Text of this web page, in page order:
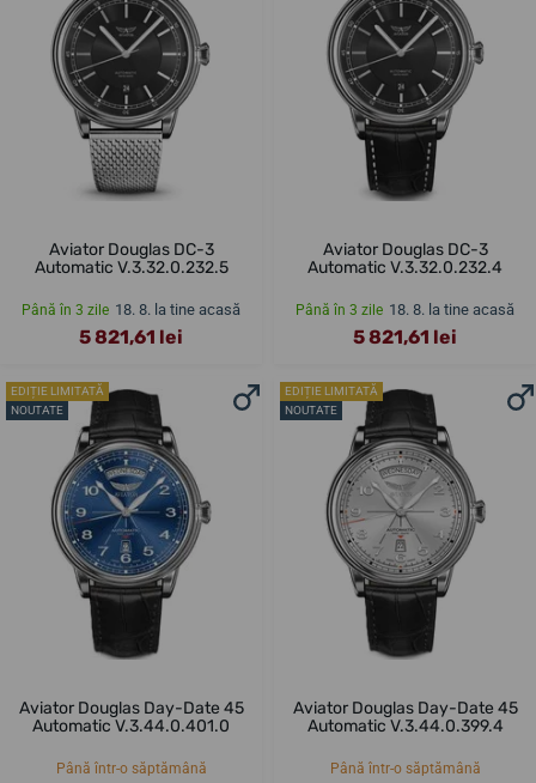
Aviator Douglas DC-3
Automatic V.3.32.0.232.5
Până în 3 zile 18. 8. la tine acasă
5 821,61 lei
Aviator Douglas DC-3
Automatic V.3.32.0.232.4
Până în 3 zile 18. 8. la tine acasă
5 821,61 lei
EDIȚIE LIMITATĂ
NOUTATE
Aviator Douglas Day-Date 45
Automatic V.3.44.0.401.0
Până într-o săptămână
EDIȚIE LIMITATĂ
NOUTATE
Aviator Douglas Day-Date 45
Automatic V.3.44.0.399.4
Până într-o săptămână